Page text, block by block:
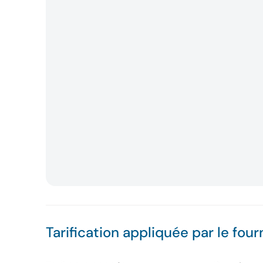
Tarification appliquée par le